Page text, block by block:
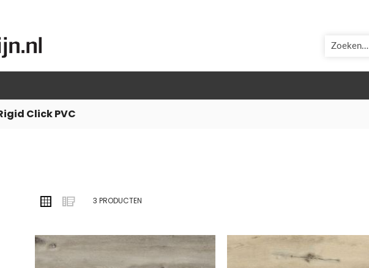
Rigid Click PVC
TONEN
ALS
Foto-
Lijst
3 PRODUCTEN